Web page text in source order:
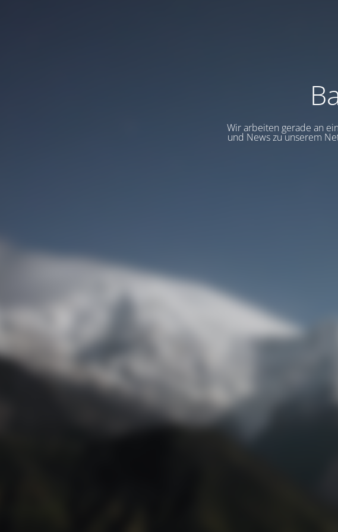
Wir arbeiten gerade an
und News zu unserem